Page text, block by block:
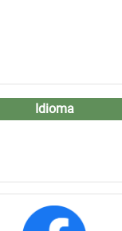
Idioma